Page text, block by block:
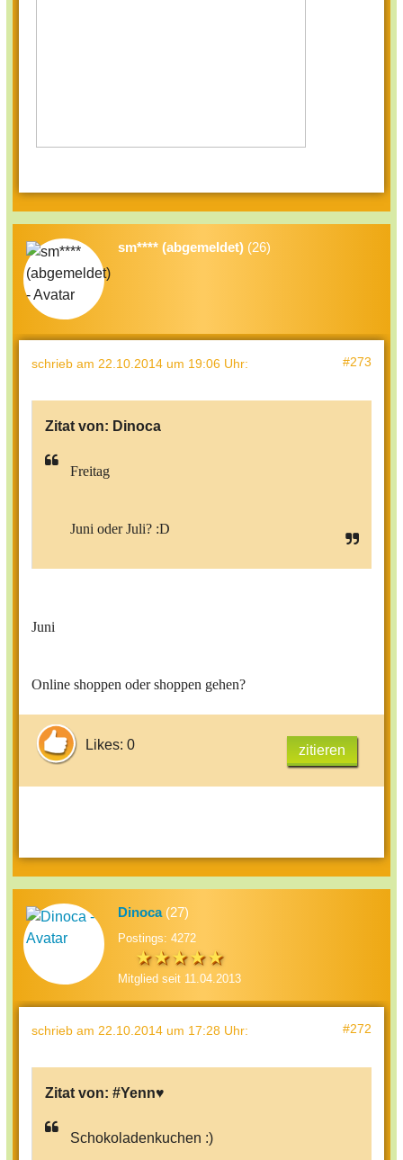
sm**** (abgemeldet) (26)
schrieb am 22.10.2014 um 19:06 Uhr: #273
Zitat von: Dinoca
Freitag
Juni oder Juli? :D
Juni
Online shoppen oder shoppen gehen?
Likes: 0 zitieren
Dinoca(27)
Postings: 4272
Mitglied seit 11.04.2013
schrieb am 22.10.2014 um 17:28 Uhr: #272
Zitat von: #Yenn♥
Schokoladenkuchen :)